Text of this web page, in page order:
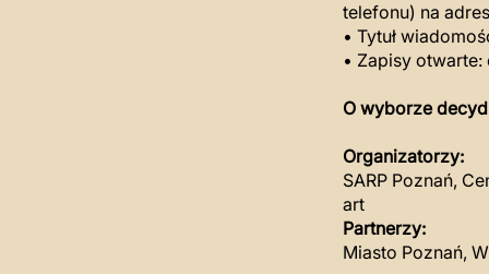
telefonu) na
• Tytuł
• Zapisy
O wyborze
Organizatorzy:
SARP Poznań,
art
Partnerzy:
Miasto Poznań,